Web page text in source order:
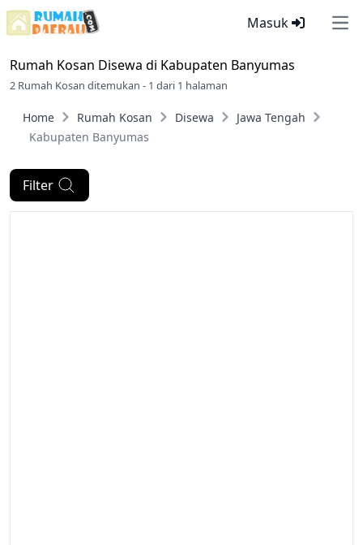
Masuk
Rumah Kosan Disewa di Kabupaten Banyumas
2 Rumah Kosan ditemukan - 1 dari 1 halaman
Home Rumah Kosan Disewa
Jawa Tengah
Kabupaten Banyumas
Filter